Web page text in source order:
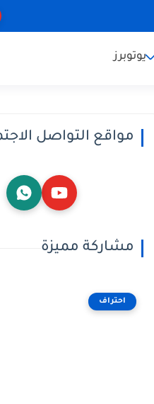
يوتوبرز
مواقع التواصل
مشاركة مميزة
احتراف